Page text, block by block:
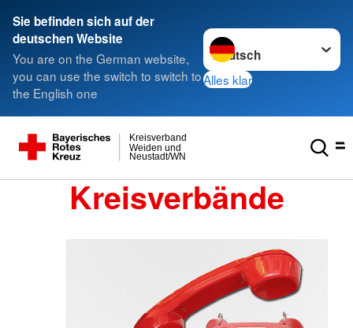
Sie befinden sich auf der
deutschen Website
You are on the German website,
you can use the switch to switch to
the English one
Sprache wechseln zu
Alles klar
Neustadt/WN
Weiden und
Kreisverband
Kreisverbände